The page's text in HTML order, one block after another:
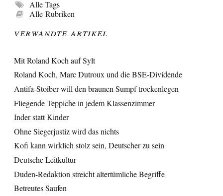
Alle Tags
Alle Rubriken
Verwandte Artikel
Mit Roland Koch auf Sylt
Roland Koch, Marc Dutroux und die BSE-Dividende
Antifa-Stoiber will den braunen Sumpf trockenlegen
Fliegende Teppiche in jedem Klassenzimmer
Inder statt Kinder
Ohne Siegerjustiz wird das nichts
Kofi kann wirklich stolz sein, Deutscher zu sein
Deutsche Leitkultur
Duden-Redaktion streicht altertümliche Begriffe
Betreutes Saufen